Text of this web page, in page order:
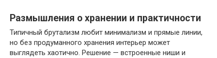
Размышления о хранении и практичности
Типичный брутализм любит минимализм и прямые линии,
но без продуманного хранения интерьер может
выглядеть хаотично. Решение — встроенные ниши и